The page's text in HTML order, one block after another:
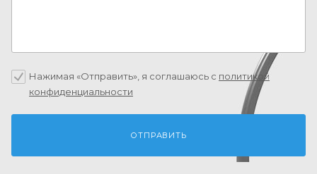
Нажимая «Отправить», я соглашаюсь c политикой
конфиденциальности